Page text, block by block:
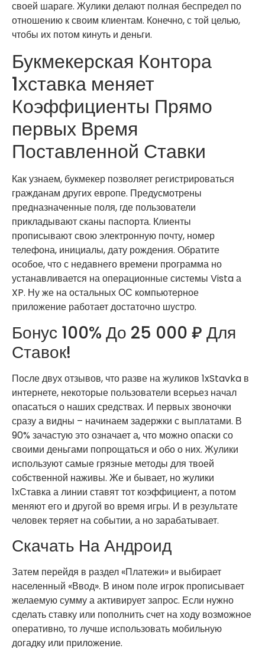
своей шараге. Жулики делают полная беспредел по
отношению к своим клиентам. Конечно, с той целью,
чтобы их потом кинуть и деньги.
Букмекерская Контора
1хставка меняет
Коэффициенты Прямо
первых Время
Поставленной Ставки
Как узнаем, букмекер позволяет регистрироваться
гражданам других европе. Предусмотрены
предназначенные поля, где пользователи
прикладывают сканы паспорта. Клиенты
прописывают свою электронную почту, номер
телефона, инициалы, дату рождения. Обратите
особое, что с недавнего времени программа но
устанавливается на операционные системы Vista а
XP. Ну же на остальных ОС компьютерное
приложение работает достаточно шустро.
Бонус 100% До 25 000 ₽ Для
Ставок!
После двух отзывов, что разве на жуликов 1xStavka в
интернете, некоторые пользователи всерьез начал
опасаться о наших средствах. И первых звоночки
сразу а видны – начинаем задержки с выплатами. В
90% зачастую это означает а, что можно опаски со
своими деньгами попрощаться и обо о них. Жулики
используют самые грязные методы для твоей
собственной наживы. Же и бывает, но жулики
1хСтавка а линии ставят тот коэффициент, а потом
меняют его и другой во время игры. И в результате
человек теряет на событии, а но зарабатывает.
Скачать На Андроид
Затем перейдя в раздел «Платежи» и выбирает
населенный «Ввод». В ином поле игрок прописывает
желаемую сумму а активирует запрос. Если нужно
сделать ставку или пополнить счет на ходу возможное
оперативно, то лучше использовать мобильную
догадку или приложение.